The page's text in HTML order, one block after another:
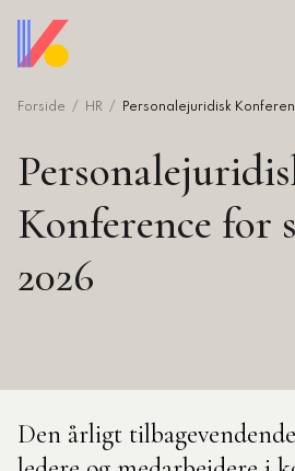
hovedindhold
Forside HR Personalejuridisk
Konference for
2026
Den årligt
artikler